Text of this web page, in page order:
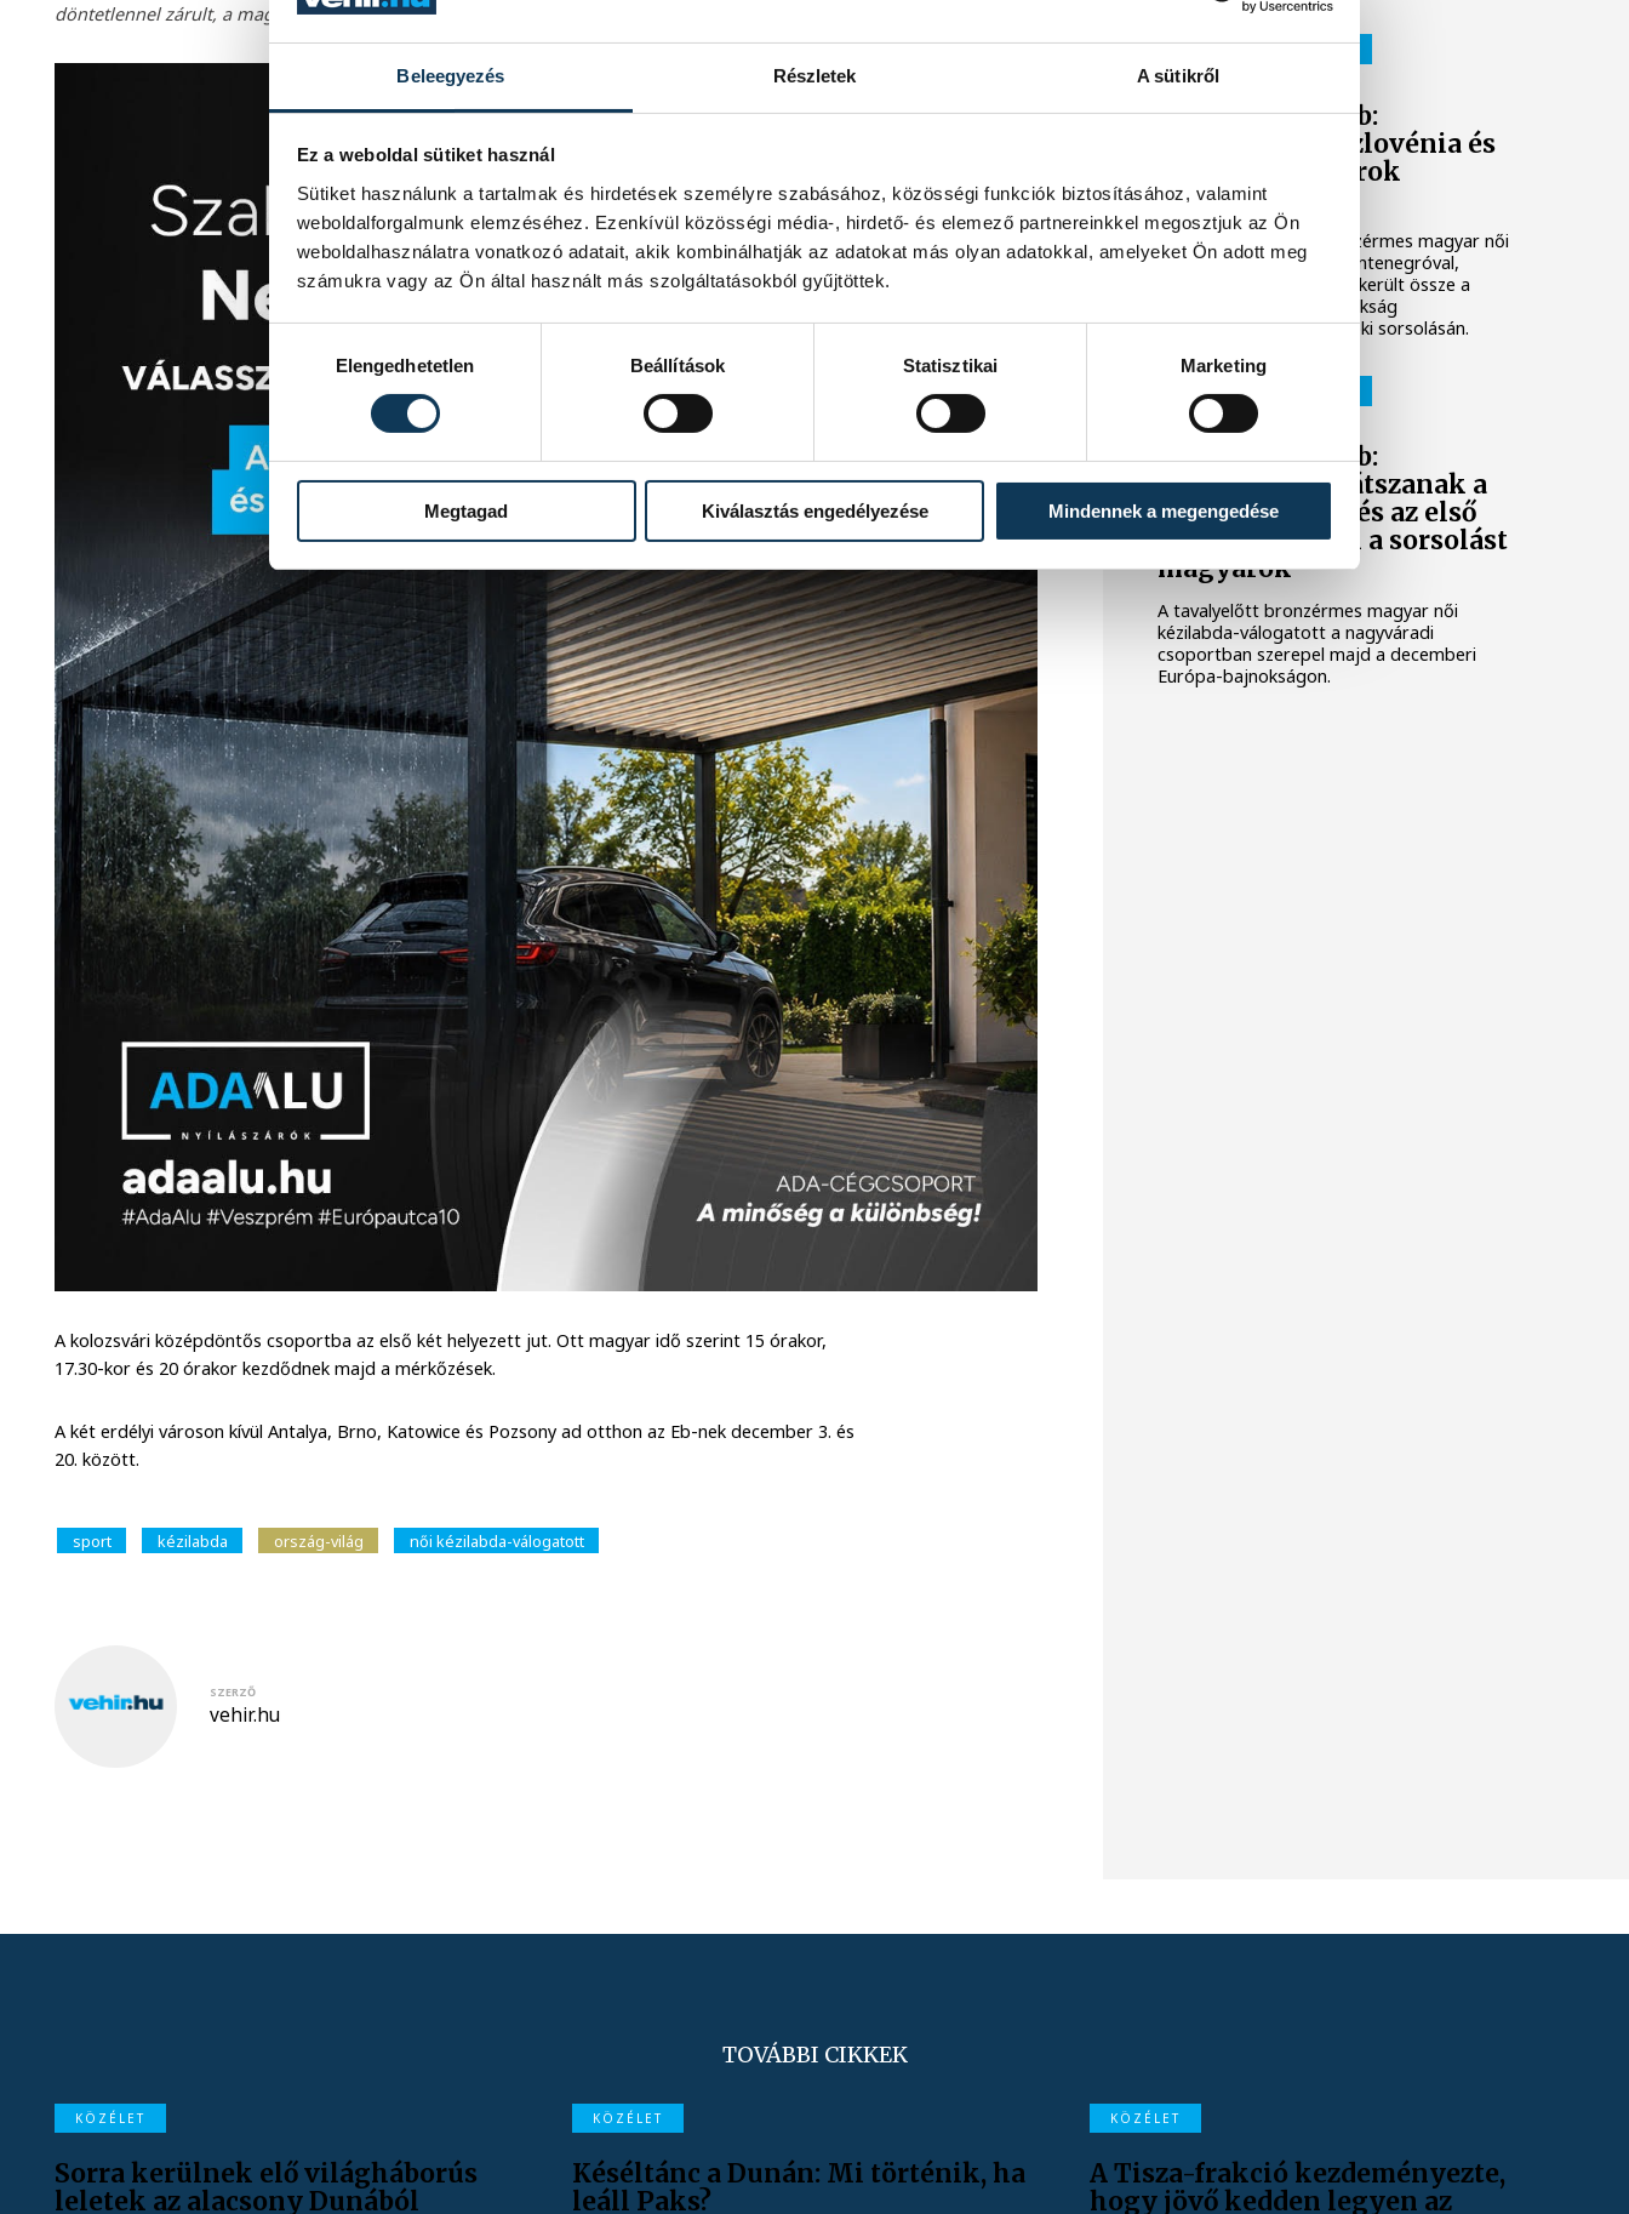
Beleegyezés Részletek A sütikről
Ez a weboldal sütiket használ
Sütiket használunk a tartalmak és hirdetések személyre szabásához, közösségi funkciók biztosításához, valamint
weboldalforgalmunk elemzéséhez. Ezenkívül közösségi média-, hirdető- és elemező partnereinkkel megosztjuk az Ön
weboldalhasználatra vonatkozó adatait, akik kombinálhatják az adatokat más olyan adatokkal, amelyeket Ön adott meg
számukra vagy az Ön által használt más szolgáltatásokból gyűjtöttek.
Elengedhetetlen
Beállítások Statisztikai Marketing
Megtagad Kiválasztás engedélyezése Mindennek a megengedése
döntetlennel zárult, a magyar válogatott a negyeddöntõbe jutott. MTI/Szigetváry Zsolt
A kolozsvári középdöntős csoportba az első két helyezett jut. Ott magyar idő szerint 15 órakor,
17.30-kor és 20 órakor kezdődnek majd a mérkőzések.
A két erdélyi városon kívül Antalya, Brno, Katowice és Pozsony ad otthon az Eb-nek december 3. és
20. között.
sport kézilabda ország-világ női kézilabda-válogatott
SZERZŐ
vehir.hu
NŐI KÉZILABDA-VÁLOGATOTT
Női kézilabda Eb:
Montenegró, Szlovénia és
Izland a magyarok
csoportjában
A legutóbbi tornán bronzérmes magyar női
kézilabda-válogatott Montenegróval,
Szlovéniával és Izlanddal került össze a
decemberi Európa-bajnokság
csoportkörének csütörtöki sorsolásán.
Női kézilabda Eb:
Nagyváradon játszanak a
csoportkörben és az első
kalapból várják a sorsolást
magyarok
A tavalyelőtt bronzérmes magyar női
kézilabda-válogatott a nagyváradi
csoportban szerepel majd a decemberi
Európa-bajnokságon.
TOVÁBBI CIKKEK
KÖZÉLET
Sorra kerülnek elő világháborús
leletek az alacsony Dunából
KÖZÉLET
Késéltánc a Dunán: Mi történik, ha
leáll Paks?
KÖZÉLET
A Tisza-frakció kezdeményezte,
hogy jövő kedden legyen az